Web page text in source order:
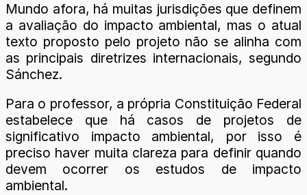
Mundo afora, há muitas jurisdições que definem
a avaliação do impacto ambiental, mas o atual
texto proposto pelo projeto não se alinha com
as principais diretrizes internacionais, segundo
Sánchez.
Para o professor, a própria Constituição Federal
estabelece que há casos de projetos de
significativo impacto ambiental, por isso é
preciso haver muita clareza para definir quando
devem ocorrer os estudos de impacto
ambiental.